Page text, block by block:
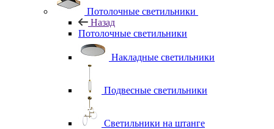
Потолочные светильники
Назад
Потолочные светильники
Накладные светильники
Подвесные светильники
Светильники на штанге